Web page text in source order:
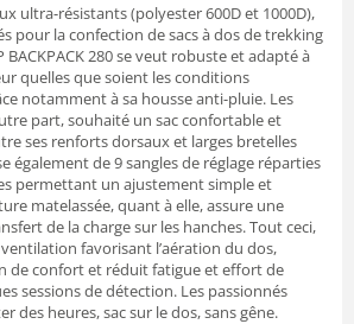
ultra-résistants (polyester 600D et 1000D),
pour la confection de sacs à dos de trekking
BACKPACK 280 se veut robuste et adapté à
quelles que soient les conditions
notamment à sa housse anti-pluie. Les
part, souhaité un sac confortable et
ses renforts dorsaux et larges bretelles
également de 9 sangles de réglage réparties
permettant un ajustement simple et
matelassée, quant à elle, assure une
de la charge sur les hanches. Tout ceci,
favorisant l’aération du dos,
de confort et réduit fatigue et effort de
sessions de détection. Les passionnés
des heures, sac sur le dos, sans gêne.